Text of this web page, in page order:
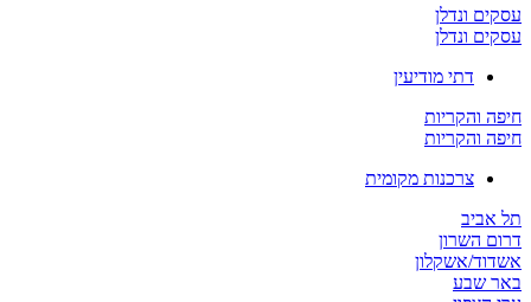
ונדלן
ונדלן
דתי מודיעין
צרכנות מקומית
אשקלון